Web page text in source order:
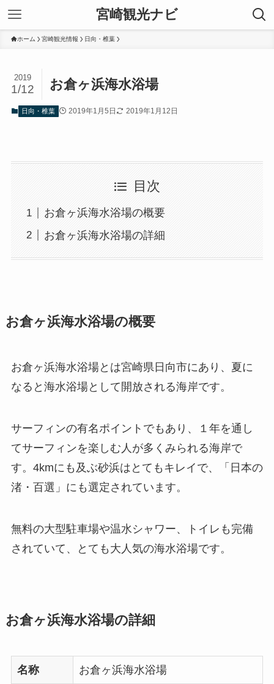
宮崎観光ナビ
ホーム 宮崎観光情報 日向・椎葉
お倉ヶ浜海水浴場
2019
1/12
日向・椎葉 2019年1月5日 2019年1月12日
目次
お倉ヶ浜海水浴場の概要
お倉ヶ浜海水浴場の詳細
お倉ヶ浜海水浴場の概要
お倉ヶ浜海水浴場とは宮崎県日向市にあり、夏に
なると海水浴場として開放される海岸です。
サーフィンの有名ポイントでもあり、１年を通し
てサーフィンを楽しむ人が多くみられる海岸で
す。4kmにも及ぶ砂浜はとてもキレイで、「日本の
渚・百選」にも選定されています。
無料の大型駐車場や温水シャワー、トイレも完備
されていて、とても大人気の海水浴場です。
お倉ヶ浜海水浴場の詳細
名称 お倉ヶ浜海水浴場